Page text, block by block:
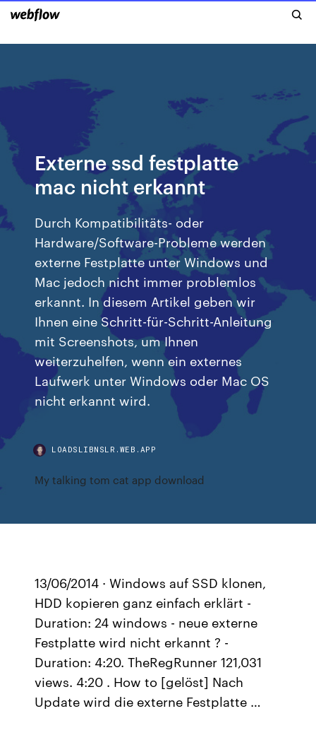
Externe ssd festplatte
mac nicht erkannt
Durch Kompatibilitäts- oder
Hardware/Software-Probleme werden
externe Festplatte unter Windows und
Mac jedoch nicht immer problemlos
erkannt. In diesem Artikel geben wir
Ihnen eine Schritt-für-Schritt-Anleitung
mit Screenshots, um Ihnen
weiterzuhelfen, wenn ein externes
Laufwerk unter Windows oder Mac OS
nicht erkannt wird.
LOADSLIBNSLR.WEB.APP
My talking tom cat app download
13/06/2014 · Windows auf SSD klonen,
HDD kopieren ganz einfach erklärt -
Duration: 24 windows - neue externe
Festplatte wird nicht erkannt ? -
Duration: 4:20. TheRegRunner 121,031
views. 4:20 . How to [gelöst] Nach
Update wird die externe Festplatte …